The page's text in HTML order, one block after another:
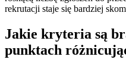
rekrutacji staje się bardziej
Jakie kryteria są
punktach